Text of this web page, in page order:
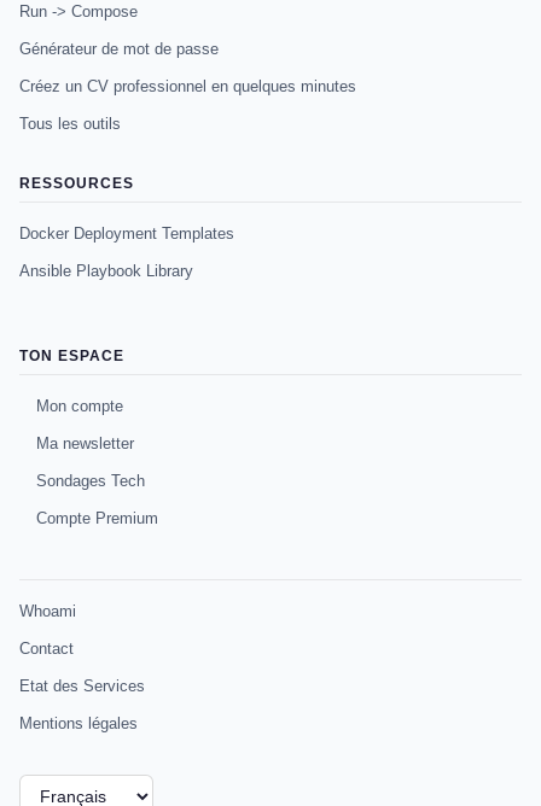
Run -> Compose
Générateur de mot de passe
Créez un CV professionnel en quelques minutes
Tous les outils
RESSOURCES
Docker Deployment Templates
Ansible Playbook Library
TON ESPACE
Mon compte
Ma newsletter
Sondages Tech
Compte Premium
Whoami
Contact
Etat des Services
Mentions légales
Choisir